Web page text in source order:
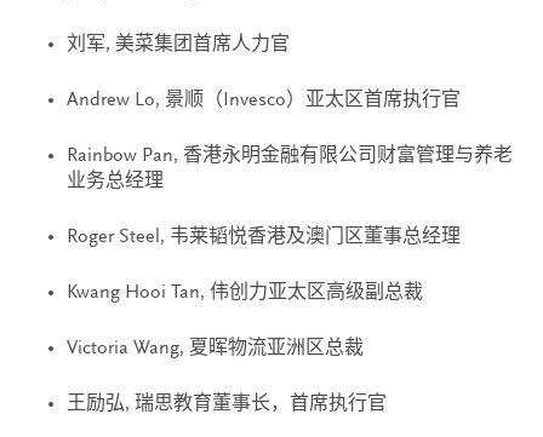
刘军, 美菜集团首席人力官
Andrew Lo, 景顺（Invesco）亚太区首席执行官
Rainbow Pan, 香港永明金融有限公司财富管理与养老
业务总经理
Roger Steel, 韦莱韬悦香港及澳门区董事总经理
Kwang Hooi Tan, 伟创力亚太区高级副总裁
Victoria Wang, 夏晖物流亚洲区总裁
王励弘, 瑞思教育董事长，首席执行官